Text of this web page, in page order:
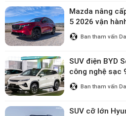
Mazda nâng
5 2026 vận
Ban tham vấn
SUV điện BYD
công nghệ sạc
Ban tham vấn
SUV cỡ lớn